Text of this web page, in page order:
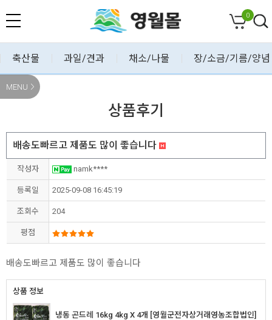
0
축산물 과일/견과 채소/나물 장/소금/기름/양념
MENU
상품후기
배송도빠르고 제품도 많이 좋습니다
작성자 namk****
등록일 2025-09-08 16:45:19
조회수 204
평점
배송도빠르고 제품도 많이 좋습니다
상품 정보
냉동 곤드레 16kg 4kg X 4개 [영월군전자상거래영농조합법인]